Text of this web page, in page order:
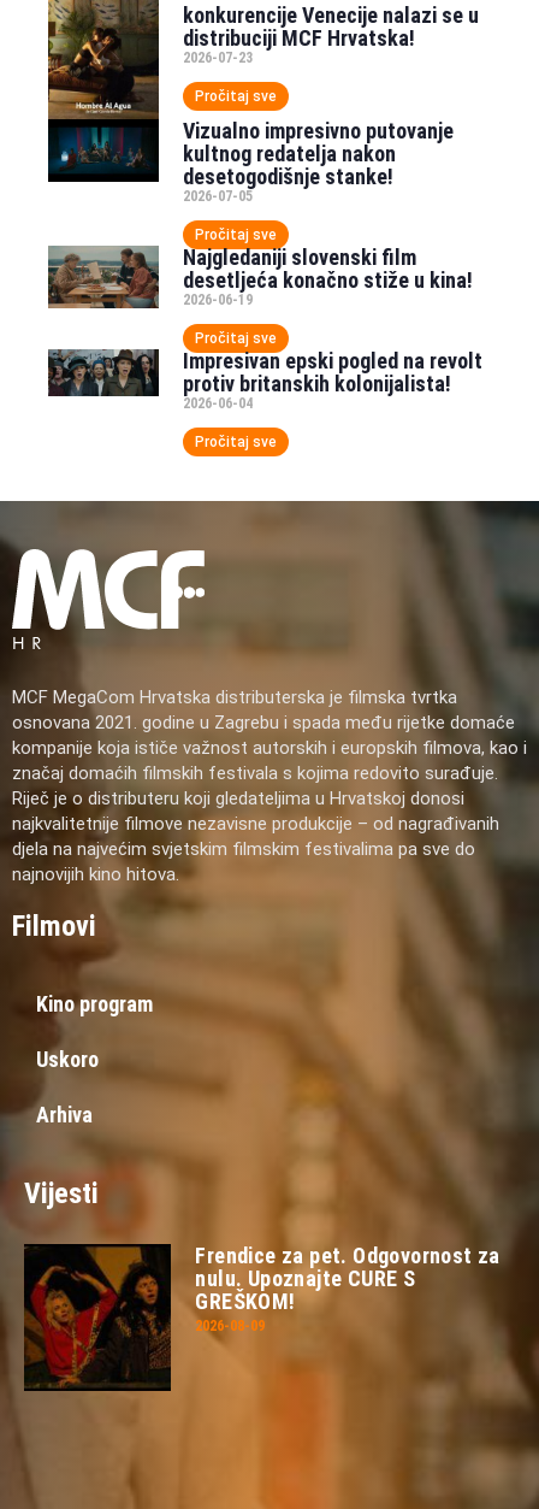
konkurencije Venecije nalazi se u
distribuciji MCF Hrvatska!
2026-07-23
Pročitaj sve
Vizualno impresivno putovanje
kultnog redatelja nakon
desetogodišnje stanke!
2026-07-05
Pročitaj sve
Najgledaniji slovenski film
desetljeća konačno stiže u kina!
2026-06-19
Pročitaj sve
Impresivan epski pogled na revolt
protiv britanskih kolonijalista!
2026-06-04
Pročitaj sve
MCF MegaCom Hrvatska distributerska je filmska tvrtka
osnovana 2021. godine u Zagrebu i spada među rijetke domaće
kompanije koja ističe važnost autorskih i europskih filmova, kao i
značaj domaćih filmskih festivala s kojima redovito surađuje.
Riječ je o distributeru koji gledateljima u Hrvatskoj donosi
najkvalitetnije filmove nezavisne produkcije – od nagrađivanih
djela na najvećim svjetskim filmskim festivalima pa sve do
najnovijih kino hitova.
Filmovi
Kino program
Uskoro
Arhiva
Vijesti
Frendice za pet. Odgovornost za
nulu. Upoznajte CURE S
GREŠKOM!
2026-08-09